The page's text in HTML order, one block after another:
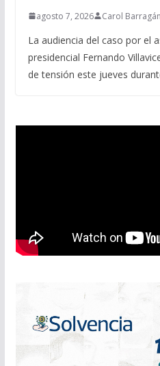
agosto 7, 2026 Carol Barragán
La audiencia del caso por el
presidencial Fernando
de tensión este jueves